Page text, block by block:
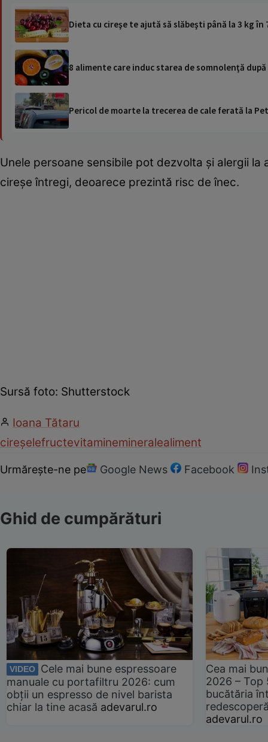
Dieta cu cireşe te ajută să slăbeşti până la 3 kg în
8 alimente care induc starea de somnolenţă
Pericol de moarte la trecerea de cale ferată la
Unele persoane sensibile pot dezvolta și alergii
cireșe întregi, deoarece prezintă risc de înec.
Sursă foto: Shutterstock
Ioana Tătaru
cireșelefructevitaminemineralealiment
Urmărește-ne pe Google News Facebook
Ghid de cumpărături
VIDEO
Cele mai bune espressoare
manuale cu portafiltru 2026: cum
obții un espresso de nivel barista
chiar la tine acasă adevarul.ro
Cea mai
2026 –
bucătăria
adevarul.ro